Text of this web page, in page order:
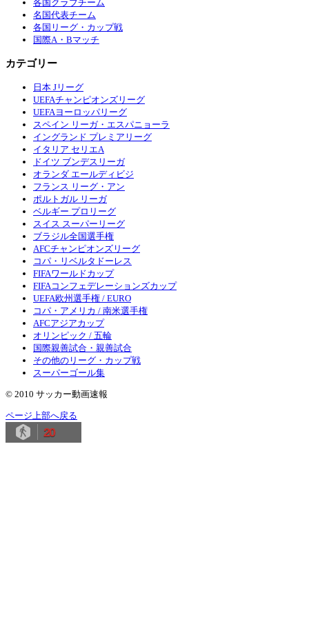
各国クラブチーム
名国代表チーム
各国リーグ・カップ戦
国際A・Bマッチ
カテゴリー
日本 Jリーグ
UEFAチャンピオンズリーグ
UEFAヨーロッパリーグ
スペイン リーガ・エスパニョーラ
イングランド プレミアリーグ
イタリア セリエA
ドイツ ブンデスリーガ
オランダ エールディビジ
フランス リーグ・アン
ポルトガル リーガ
ベルギー プロリーグ
スイス スーパーリーグ
ブラジル全国選手権
AFCチャンピオンズリーグ
コパ・リベルタドーレス
FIFAワールドカップ
FIFAコンフェデレーションズカップ
UEFA欧州選手権 / EURO
コパ・アメリカ / 南米選手権
AFCアジアカップ
オリンピック / 五輪
国際親善試合・親善試合
その他のリーグ・カップ戦
スーパーゴール集
© 2010 サッカー動画速報
ページ上部へ戻る
20